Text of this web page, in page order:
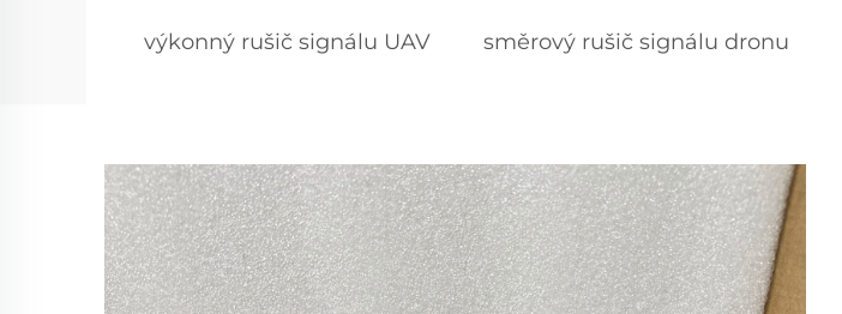
výkonný rušič signálu UAV směrový rušič signálu dronu